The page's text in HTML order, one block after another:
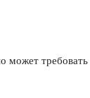
может требовать